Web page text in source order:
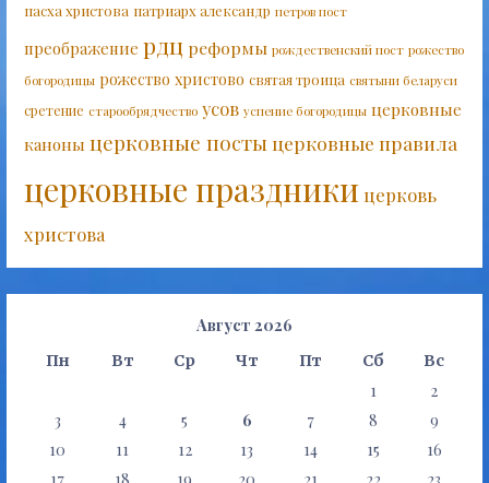
пасха христова патриарх александр петров пост
преображение рдц реформы рождественский пост рожество
богородицы рожество христово святая троица святыни беларуси
сретение старообрядчество усов успение богородицы церковные
каноны церковные постыцерковные правила
церковные праздникицерковь
христова
Август 2026
Пн Вт Ср Чт Пт Сб Вс
1
2
3
4 5 6 7 8
9
10
11 12 13 14 15
16